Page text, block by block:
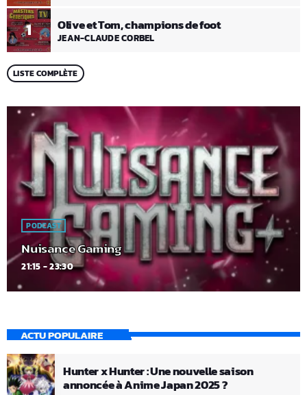
1 Olive et Tom, champions de foot
JEAN-CLAUDE CORBEL
LISTE COMPLÈTE
PODCAST
Nuisance Gaming
21:15 - 23:30
ACTU POPULAIRE
Hunter x Hunter : Une nouvelle saison
annoncée à Anime Japan 2025 ?